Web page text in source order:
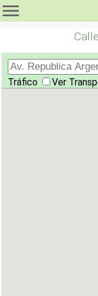
Tráfico
Ver